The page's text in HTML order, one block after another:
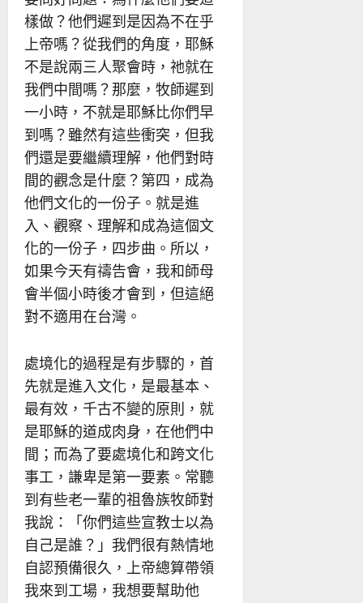
樣做？他們遲到是因為不在乎
上帝嗎？從我們的角度，耶穌
不是說兩三人聚會時，祂就在
我們中間嗎？那麼，牧師遲到
一小時，不就是耶穌比你們早
到嗎？雖然有這些衝突，但我
們還是要繼續理解，他們對時
間的觀念是什麼？第四，成為
他們文化的一份子。就是進
入、觀察、理解和成為這個文
化的一份子，四步曲。所以，
如果今天有禱告會，我和師母
會半個小時後才會到，但這絕
對不適用在台灣。
處境化的過程是有步驟的，首
先就是進入文化，是最基本、
最有效，千古不變的原則，就
是耶穌的道成肉身，在他們中
間；而為了要處境化和跨文化
事工，謙卑是第一要素。常聽
到有些老一輩的祖魯族牧師對
我說：「你們這些宣教士以為
自己是誰？」我們很有熱情地
自認預備很久，上帝總算帶領
我來到工場，我想要幫助他